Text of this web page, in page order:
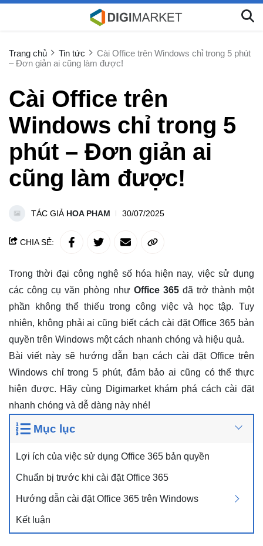
Trang chủ Tin tức
Cài Office trên Windows chỉ trong 5 phút
– Đơn giản ai cũng làm được!
Cài Office trên
Windows chỉ trong 5
phút – Đơn giản ai
cũng làm được!
TÁC GIẢ HOA PHAM 30/07/2025
CHIA SẺ:
Trong thời đại công nghệ số hóa hiện nay, việc sử dụng
các công cụ văn phòng như Office 365 đã trở thành một
phần không thể thiếu trong công việc và học tập. Tuy
nhiên, không phải ai cũng biết cách cài đặt Office 365 bản
quyền trên Windows một cách nhanh chóng và hiệu quả.
Bài viết này sẽ hướng dẫn bạn cách cài đặt Office trên
Windows chỉ trong 5 phút, đảm bảo ai cũng có thể thực
hiện được. Hãy cùng Digimarket khám phá cách cài đặt
nhanh chóng và dễ dàng này nhé!
Mục lục
Lợi ích của việc sử dụng Office 365 bản quyền
Chuẩn bị trước khi cài đặt Office 365
Hướng dẫn cài đặt Office 365 trên Windows
Kết luận